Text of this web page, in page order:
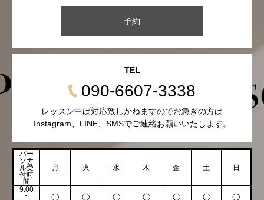
予約
TEL
090-6607-3338
レッスン中は対応致しかねますのでお急ぎの方は
Instagram、LINE、SMSでご連絡お願いいたします。
パー
ソナ
ル受
付時
間
月 火 水 木 金 土 日
9:00
~
◯ ◯ ◯ ◯ ◯ ◯
◯